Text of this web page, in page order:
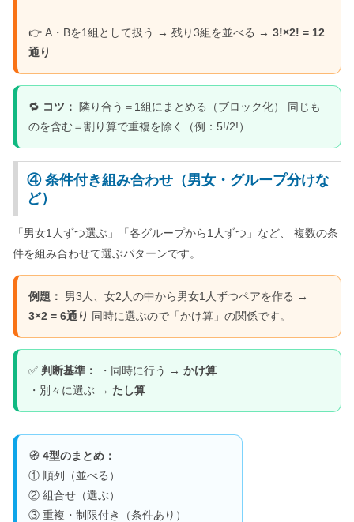
👉 A・Bを1組として扱う → 残り3組を並べる → 3!×2! = 12
通り
🔁 コツ：
隣り合う＝1組にまとめる（ブロック化） 同じも
のを含む＝割り算で重複を除く（例：5!/2!）
④ 条件付き組み合わせ（男女・グループ分けな
ど）
「男女1人ずつ選ぶ」「各グループから1人ずつ」など、 複数の条
件を組み合わせて選ぶパターンです。
例題：
男3人、女2人の中から男女1人ずつペアを作る →
3×2 = 6通り 同時に選ぶので「かけ算」の関係です。
✅ 判断基準： ・同時に行う → かけ算
・別々に選ぶ → たし算
🧭 4型のまとめ：
① 順列（並べる）
② 組合せ（選ぶ）
③ 重複・制限付き（条件あり）